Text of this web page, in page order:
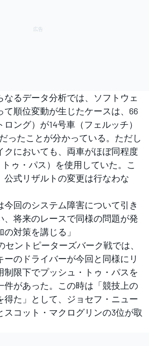
なるデータ分析では、ソフトウェ
て順位変動が生じたケースは、66
ング）が14号車（フェルッチ）
ったことが分かっている。ただし
クにおいても、両車がほぼ同程度
ゥ・パス）を使用していた。こ
公式リザルトの変更は行なわな
今回のシステム障害について引き
、将来のレースで同様の問題が発
対策を講じる」
ントピーターズバーク戦では、
ーのドライバーが今回と同様にリ
制限下でプッシュ・トゥ・パスを
件があった。この時は「競技上の
得た」として、ジョセフ・ニュー
スコット・マクログリンの3位が取